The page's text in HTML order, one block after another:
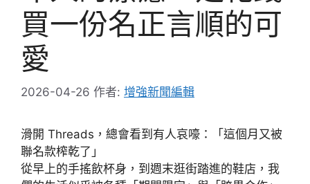
買一份名正言順的可
愛
2026-04-26 作者: 增強新聞編輯
滑開 Threads，總會看到有人哀嚎：「這個月又被
聯名款榨乾了」
從早上的手搖飲杯身，到週末逛街踏進的鞋店，我